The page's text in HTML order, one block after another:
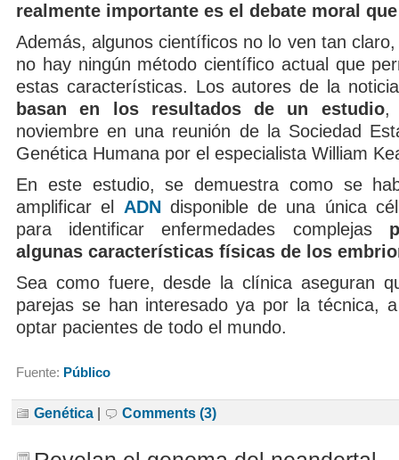
realmente importante es el debate moral
Además, algunos científicos no lo ven tan
no hay ningún método científico actual que
estas características. Los autores de la
basan en los resultados de un estudio,
noviembre en una reunión de la Sociedad
Genética Humana por el especialista William
En este estudio, se demuestra como se
amplificar el ADNdisponible de una única
para identificar enfermedades complejas
algunas características físicas de los
Sea como fuere, desde la clínica aseguran
parejas se han interesado ya por la técnica,
optar pacientes de todo el mundo.
Fuente: Público
Genética | Comments (3)